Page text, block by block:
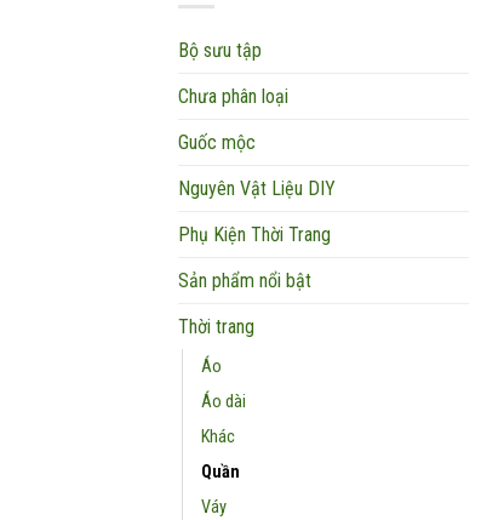
Bộ sưu tập
Chưa phân loại
Guốc mộc
Nguyên Vật Liệu DIY
Phụ Kiện Thời Trang
Sản phẩm nổi bật
Thời trang
Áo
Áo dài
Khác
Quần
Váy